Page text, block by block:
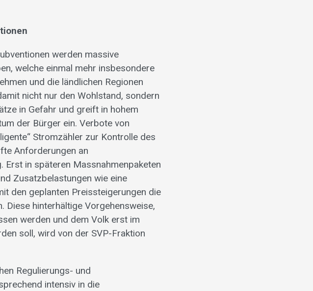
werden massive
welche einmal mehr insbesondere
und die ländlichen Regionen
nicht nur den Wohlstand, sondern
in Gefahr und greift in hohem
der Bürger ein. Verbote von
Stromzähler zur Kontrolle des
Anforderungen an
Erst in späteren Massnahmenpaketen
Zusatzbelastungen wie eine
den geplanten Preissteigerungen die
Diese hinterhältige Vorgehensweise,
werden und dem Volk erst im
soll, wird von der SVP-Fraktion
Regulierungs- und
intensiv in die